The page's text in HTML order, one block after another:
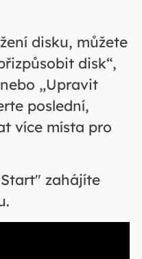
disku, můžete
disk“,
„Upravit
poslední,
více místa pro
zahájíte